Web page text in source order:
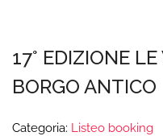
17° EDIZIONE
BORGO ANTICO
Categoria: Listeo booking